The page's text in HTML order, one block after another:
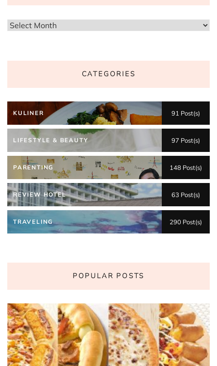
Archives
CATEGORIES
KULINER 91 Post(s)
LIFESTYLE & BEAUTY 97 Post(s)
PARENTING 148 Post(s)
REVIEW HOTEL 63 Post(s)
TRAVELING 290 Post(s)
POPULAR POSTS